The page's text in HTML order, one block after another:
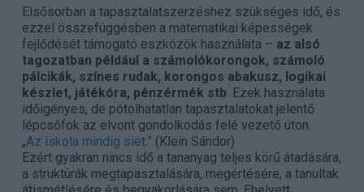
Elsősorban a tapasztalatszerzéshez szükséges idő, és
ezzel összefüggésben a matematikai képességek
fejlődését támogató eszközök használata – az alsó
tagozatban például a számolókorongok, számoló
pálcikák, színes rudak, korongos abakusz, logikai
készlet, játékóra, pénzérmék stb. Ezek használata
időigényes, de pótolhatatlan tapasztalatokat jelentő
lépcsőfok az elvont gondolkodás felé vezető úton.
„Az iskola mindig siet.” (Klein Sándor)
Ezért gyakran nincs idő a tananyag teljes körű átadására,
a struktúrák megtapasztalására, megértésére, a tanultak